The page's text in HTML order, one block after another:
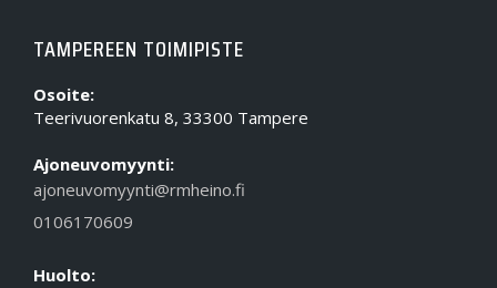
TAMPEREEN TOIMIPISTE
Osoite:
Teerivuorenkatu 8, 33300 Tampere
Ajoneuvomyynti:
ajoneuvomyynti@rmheino.fi
0106170609
Huolto: